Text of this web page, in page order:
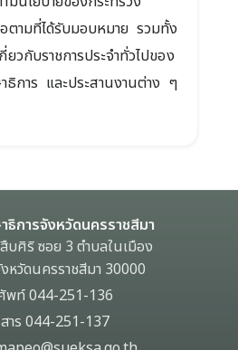
ตามที่ได้รับมอบหมาย รวมทั้ง
วกับราชการประจำทั่วไปของ
ธิการ และประสานงานต่าง ๆ
ธิการจังหวัดนครราชสีมา
บศิริ ซอย 3 ตำบลในเมือง
หวัดนครราชสีมา 30000
พท์ 044-251-136
าร 044-251-137